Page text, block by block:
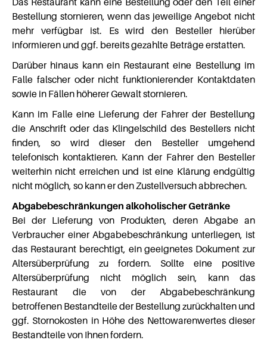
Bestellung stornieren, wenn das jeweilige Angebot nicht
mehr verfügbar ist. Es wird den Besteller hierüber
informieren und ggf. bereits gezahlte Beträge erstatten.
Darüber hinaus kann ein Restaurant eine Bestellung im
Falle falscher oder nicht funktionierender Kontaktdaten
sowie in Fällen höherer Gewalt stornieren.
Kann im Falle eine Lieferung der Fahrer der Bestellung
die Anschrift oder das Klingelschild des Bestellers nicht
finden, so wird dieser den Besteller umgehend
telefonisch kontaktieren. Kann der Fahrer den Besteller
weiterhin nicht erreichen und ist eine Klärung endgültig
nicht möglich, so kann er den Zustellversuch abbrechen.
Abgabebeschränkungen alkoholischer Getränke
Bei der Lieferung von Produkten, deren Abgabe an
Verbraucher einer Abgabebeschränkung unterliegen, ist
das Restaurant berechtigt, ein geeignetes Dokument zur
Altersüberprüfung zu fordern. Sollte eine positive
Altersüberprüfung nicht möglich sein, kann das
Restaurant die von der Abgabebeschränkung
betroffenen Bestandteile der Bestellung zurückhalten und
ggf. Stornokosten in Höhe des Nettowarenwertes dieser
Bestandteile von Ihnen fordern.